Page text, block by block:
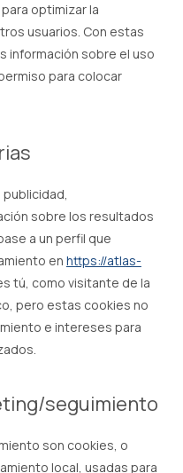
optimizar la
usuarios. Con estas
información sobre el uso
para colocar
sobre los resultados
a un perfil que
en https://atlas-
tú, como visitante de la
pero estas cookies no
e intereses para
seguimiento
son cookies, o
local, usadas para